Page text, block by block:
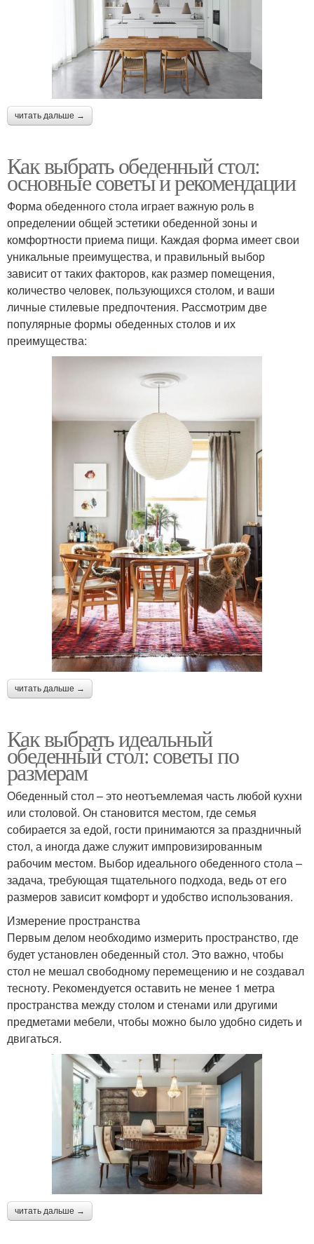
читать дальше →
Как выбрать обеденный стол:
основные советы и рекомендации
Форма обеденного стола играет важную роль в
определении общей эстетики обеденной зоны и
комфортности приема пищи. Каждая форма имеет свои
уникальные преимущества, и правильный выбор
зависит от таких факторов, как размер помещения,
количество человек, пользующихся столом, и ваши
личные стилевые предпочтения. Рассмотрим две
популярные формы обеденных столов и их
преимущества:
читать дальше →
Как выбрать идеальный
обеденный стол: советы по
размерам
Обеденный стол – это неотъемлемая часть любой кухни
или столовой. Он становится местом, где семья
собирается за едой, гости принимаются за праздничный
стол, а иногда даже служит импровизированным
рабочим местом. Выбор идеального обеденного стола –
задача, требующая тщательного подхода, ведь от его
размеров зависит комфорт и удобство использования.
Измерение пространства
Первым делом необходимо измерить пространство, где
будет установлен обеденный стол. Это важно, чтобы
стол не мешал свободному перемещению и не создавал
тесноту. Рекомендуется оставить не менее 1 метра
пространства между столом и стенами или другими
предметами мебели, чтобы можно было удобно сидеть и
двигаться.
читать дальше →